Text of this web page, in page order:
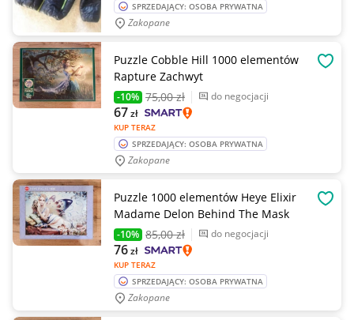
SPRZEDAJĄCY: OSOBA PRYWATNA
Zakopane
Puzzle Cobble Hill 1000 elementów
Rapture Zachwyt
-10% 75,00 zł do negocjacji
KUP TERAZ
67zł
SPRZEDAJĄCY: OSOBA PRYWATNA
Zakopane
Puzzle 1000 elementów Heye Elixir
Madame Delon Behind The Mask
-10% 85,00 zł do negocjacji
KUP TERAZ
76zł
SPRZEDAJĄCY: OSOBA PRYWATNA
Zakopane